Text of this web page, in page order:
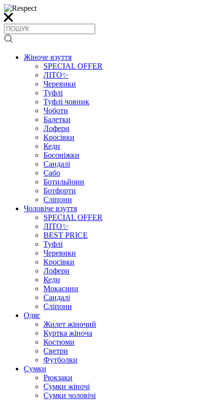
Жіноче взуття
SPECIAL OFFER
ЛІТО✨
Черевики
Туфлі
Туфлі човник
Чоботи
Балетки
Лофери
Кросівки
Кеди
Босоніжки
Сандалі
Сабо
Ботильйони
Ботфорти
Сліпони
Чоловіче взуття
SPECIAL OFFER
ЛІТО✨
BEST PRICE
Туфлі
Черевики
Кросівки
Лофери
Кеди
Мокасини
Сандалі
Сліпони
Одяг
Жилет жіночий
Куртка жіноча
Костюми
Светри
Футболки
Сумки
Рюкзаки
Сумки жіночі
Сумки чоловічі